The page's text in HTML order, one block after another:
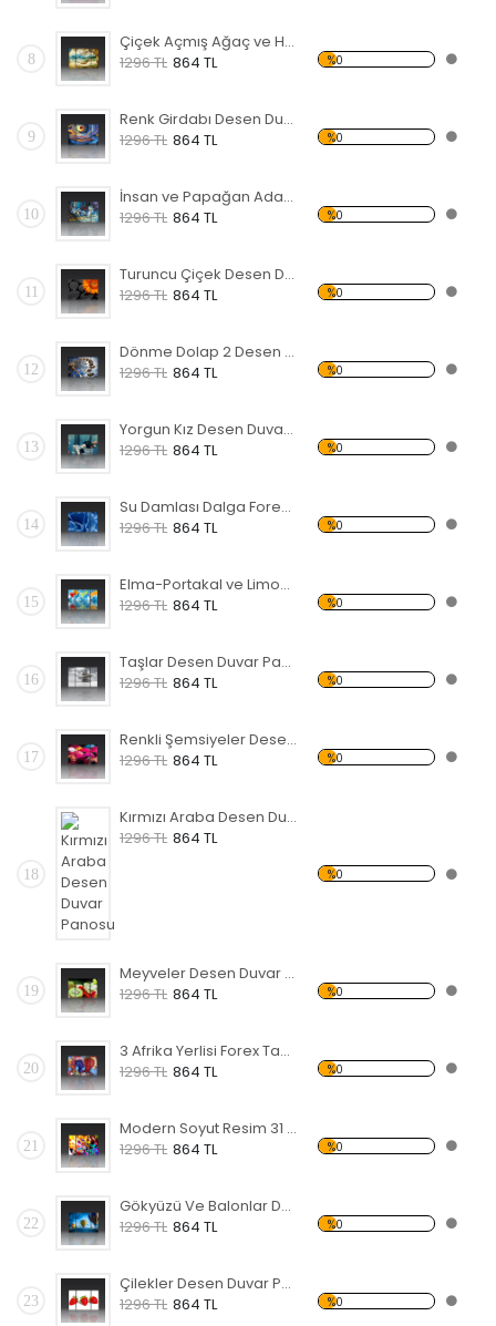
8
Çiçek Açmış Ağaç ve Hamak Forex Tablo
1296 TL 864 TL %0
9
Renk Girdabı Desen Duvar Panosu
1296 TL 864 TL %0
10
İnsan ve Papağan Adada Forex Tablo
1296 TL 864 TL %0
11
Turuncu Çiçek Desen Duvar Panosu
1296 TL 864 TL %0
12
Dönme Dolap 2 Desen Duvar Panosu
1296 TL 864 TL %0
13
Yorgun Kız Desen Duvar Panosu
1296 TL 864 TL %0
14
Su Damlası Dalga Forex Tablo
1296 TL 864 TL %0
15
Elma-Portakal ve Limon Forex Tablo
1296 TL 864 TL %0
16
Taşlar Desen Duvar Panosu
1296 TL 864 TL %0
17
Renkli Şemsiyeler Desen Duvar Panosu
1296 TL 864 TL %0
18
Kırmızı Araba Desen Duvar Panosu
1296 TL 864 TL
%0
19
Meyveler Desen Duvar Panosu
1296 TL 864 TL %0
20
3 Afrika Yerlisi Forex Tablo
1296 TL 864 TL %0
21
Modern Soyut Resim 31 Forex Tablo
1296 TL 864 TL %0
22
Gökyüzü Ve Balonlar Desen Duvar Panosu
1296 TL 864 TL %0
23
Çilekler Desen Duvar Panosu
1296 TL 864 TL %0